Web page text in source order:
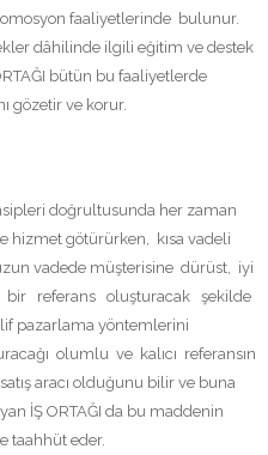
faaliyetlerinde bulunur.
dâhilinde ilgili eğitim ve destek
bütün bu faaliyetlerde
gözetir ve korur.
doğrultusunda her zaman
hizmet götürürken, kısa vadeli
vadede müşterisine dürüst, iyi
referans oluşturacak şekilde
pazarlama yöntemlerini
olumlu ve kalıcı referansın
aracı olduğunu bilir ve buna
İŞ ORTAĞI da bu maddenin
taahhüt eder.